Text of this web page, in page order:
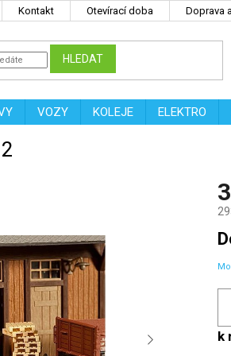
Kontakt Otevírací doba Doprava
HLEDAT
VOZY KOLEJE ELEKTRO
k